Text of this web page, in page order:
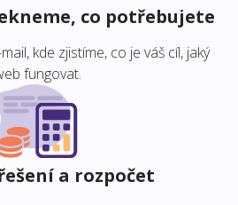
co potřebujete
kde zjistíme, co je váš cíl, jaký
fungovat.
a rozpočet